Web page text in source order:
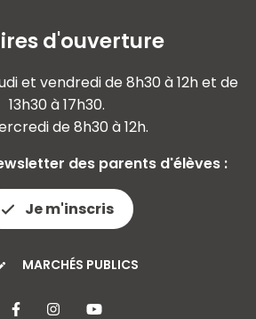
d'ouverture
et vendredi de 8h30 à 12h et de
13h30 à 17h30.
de 8h30 à 12h.
des parents d'élèves :
Je m'inscris
MARCHÉS PUBLICS
Lien vers le compte Facebook
Lien vers le compte
Lien vers la chaîne